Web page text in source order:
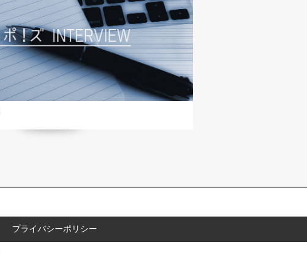
プライバシーポリシー